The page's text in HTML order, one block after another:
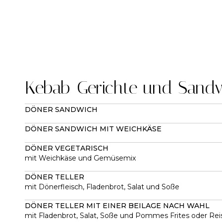
Kebab-Gerichte und
DÖNER SANDWICH
DÖNER SANDWICH MIT WEICHKÄSE
DÖNER VEGETARISCH
mit Weichkäse und Gemüsemix
DÖNER TELLER
mit Dönerfleisch, Fladenbrot, Salat und Soße
DÖNER TELLER MIT EINER BEILAGE NACH WAHL
mit Fladenbrot, Salat, Soße und Pommes Frites oder